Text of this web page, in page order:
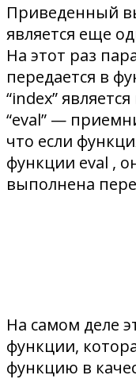
Приведенный
является еще
На этот раз
передается в
“index”
“eval” —
что если
функции eval ,
выполнена
На самом деле
функции,
функцию в